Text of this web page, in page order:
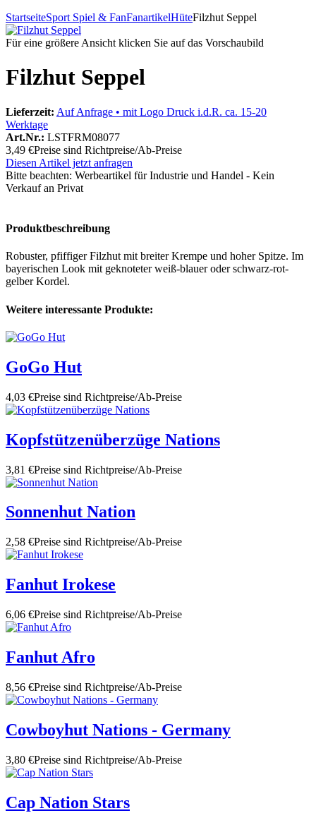
StartseiteSport Spiel & FanFanartikelHüteFilzhut Seppel
Für eine größere Ansicht klicken Sie auf das Vorschaubild
Filzhut Seppel
Lieferzeit: Auf Anfrage • mit Logo Druck i.d.R. ca. 15-20
Werktage
Art.Nr.: LSTFRM08077
3,49 €Preise sind Richtpreise/Ab-Preise
Diesen Artikel jetzt anfragen
Bitte beachten: Werbeartikel für Industrie und Handel - Kein
Verkauf an Privat
Produktbeschreibung
Robuster, pfiffiger Filzhut mit breiter Krempe und hoher Spitze. Im
bayerischen Look mit geknoteter weiß-blauer oder schwarz-rot-
gelber Kordel.
Weitere interessante Produkte:
GoGo Hut
4,03 €Preise sind Richtpreise/Ab-Preise
Kopfstützenüberzüge Nations
3,81 €Preise sind Richtpreise/Ab-Preise
Sonnenhut Nation
2,58 €Preise sind Richtpreise/Ab-Preise
Fanhut Irokese
6,06 €Preise sind Richtpreise/Ab-Preise
Fanhut Afro
8,56 €Preise sind Richtpreise/Ab-Preise
Cowboyhut Nations - Germany
3,80 €Preise sind Richtpreise/Ab-Preise
Cap Nation Stars